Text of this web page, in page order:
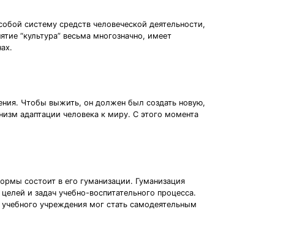
систему средств человеческой деятельности,
“культура” весьма многозначно, имеет
Чтобы выжить, он должен был создать новую,
адаптации человека к миру. С этого момента
состоит в его гуманизации. Гуманизация
и задач учебно-воспитательного процесса.
учреждения мог стать самодеятельным